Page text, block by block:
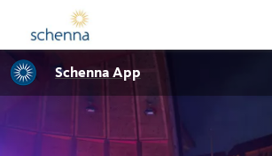
Schenna App